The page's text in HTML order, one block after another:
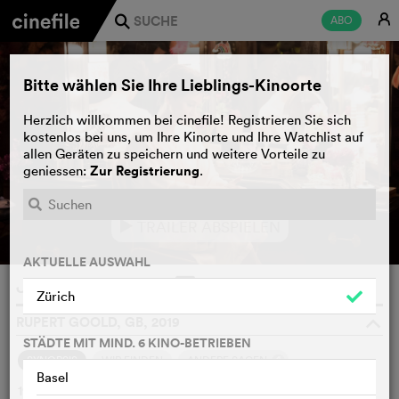
ABO E
j
TRAILER ABSPIELEN
Judy
SYNOPSIS WIR FINDEN ANDERE SAGEN 4
1968 trifft die gealterte Hollywood-Diva und Entertainerin
Bitte wählen Sie Ihre Lieblings-Kinoorte
Herzlich willkommen bei cinefile! Registrieren Sie sich
kostenlos bei uns, um Ihre Kinorte und Ihre Watchlist auf
allen Geräten zu speichern und weitere Vorteile zu
geniessen: Zur Registrierung.
AKTUELLE AUSWAHL
Zürich
STÄDTE MIT MIND. 6 KINO-BETRIEBEN
Basel